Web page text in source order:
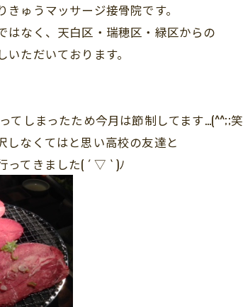
ゅうマッサージ接骨院です。
はなく、天白区・瑞穂区・緑区からの
ただいております。
てしまったため今月は節制してます…(^^;;笑
しなくてはと思い高校の友達と
ってきました( ´ ▽ ` )ﾉ